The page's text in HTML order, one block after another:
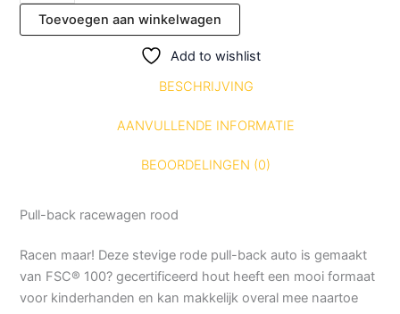
Toevoegen aan winkelwagen
Add to wishlist
BESCHRIJVING
AANVULLENDE INFORMATIE
BEOORDELINGEN (0)
Pull-back racewagen rood
Racen maar! Deze stevige rode pull-back auto is gemaakt
van FSC® 100? gecertificeerd hout heeft een mooi formaat
voor kinderhanden en kan makkelijk overal mee naartoe